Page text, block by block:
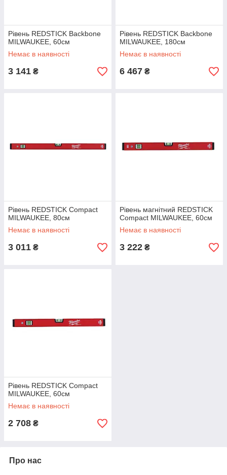
Рівень REDSTICK Backbone
MILWAUKEE, 60см
Немає в наявності
3 141 ₴
Рівень REDSTICK Backbone
MILWAUKEE, 180см
Немає в наявності
6 467 ₴
Рівень REDSTICK Compact
MILWAUKEE, 80см
Немає в наявності
3 011 ₴
Рівень магнітний REDSTICK
Compact MILWAUKEE, 60см
Немає в наявності
3 222 ₴
Рівень REDSTICK Compact
MILWAUKEE, 60см
Немає в наявності
2 708 ₴
Про нас